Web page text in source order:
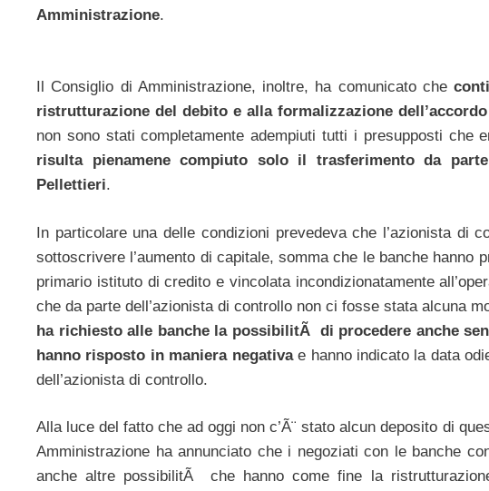
Amministrazione.
Il Consiglio di Amministrazione, inoltre, ha comunicato che
ristrutturazione del debito e alla formalizzazione
non sono stati completamente adempiuti tutti i presupposti che
risulta pienamene compiuto solo il trasferimento da
Pellettieri.
In particolare una delle condizioni prevedeva che l’azionista di
sottoscrivere l’aumento di capitale, somma che le banche hanno
primario istituto di credito e vincolata incondizionatamente
che da parte dell’azionista di controllo non ci fosse stata alcuna
ha richiesto alle banche la possibilitÃ di procedere anche
hanno risposto in maniera negativae hanno indicato la data
dell’azionista di controllo.
Alla luce del fatto che ad oggi non c’Ã¨ stato alcun deposito di
Amministrazione ha annunciato che i negoziati con le banche
anche altre possibilitÃ che hanno come fine la